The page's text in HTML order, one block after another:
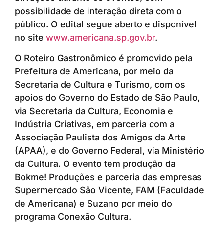
possibilidade de interação direta com o
público. O edital segue aberto e disponível
no site www.americana.sp.gov.br.
O Roteiro Gastronômico é promovido pela
Prefeitura de Americana, por meio da
Secretaria de Cultura e Turismo, com os
apoios do Governo do Estado de São Paulo,
via Secretaria da Cultura, Economia e
Indústria Criativas, em parceria com a
Associação Paulista dos Amigos da Arte
(APAA), e do Governo Federal, via Ministério
da Cultura. O evento tem produção da
Bokme! Produções e parceria das empresas
Supermercado São Vicente, FAM (Faculdade
de Americana) e Suzano por meio do
programa Conexão Cultura.